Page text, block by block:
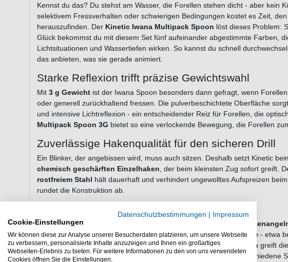
Kennst du das? Du stehst am Wasser, die Forellen stehen dicht - aber kein
selektivem Fressverhalten oder schwierigen Bedingungen kostet es Zeit,
herauszufinden. Der Kinetic Iwana Multipack Spoon löst dieses Problem:
Glück bekommst du mit diesem Set fünf aufeinander abgestimmte Farben,
Lichtsituationen und Wassertiefen wirken. So kannst du schnell
das anbieten, was sie gerade animiert.
Starke Reflexion trifft präzise Gewichtswahl
Mit 3 g Gewicht ist der Iwana Spoon besonders dann gefragt, wenn
oder generell zurückhaltend fressen. Die pulverbeschichtete Oberfläche
und intensive Lichtreflexion - ein entscheidender Reiz für Forellen, die
Multipack Spoon 3G bietet so eine verlockende Bewegung, die Forellen
Zuverlässige Hakenqualität für den sicheren Drill
Ein Blinker, der angebissen wird, muss auch sitzen. Deshalb setzt Kinetic
chemisch geschärften Einzelhaken , der beim kleinsten Zug sofort greift.
rostfreiem Stahl hält dauerhaft und verhindert ungewolltes Aufspreizen
rundet die Konstruktion ab.
Der Kinetic Iwana Spoon 3G ist ein vielseitiger Blinker für das
das Schleppen und Werfen aufRegenbogenforelleundSeeforelle - etwa
entlang von Strömungskanten oder in Forellenteichen. Auch
Barsch greift
regelmäßig an. Ideal für Angler, die mit einem kompakten Set verschiedene
Datenschutzbestimmungen | Impressum
Cookie-Einstellungen
Wir können diese zur Analyse unserer Besucherdaten platzieren, um unsere Webseite
zu verbessern, personalisierte Inhalte anzuzeigen und Ihnen ein großartiges
Webseiten-Erlebnis zu bieten. Für weitere Informationen zu den von uns verwendeten
Cookies öffnen Sie die Einstellungen.